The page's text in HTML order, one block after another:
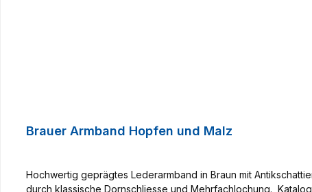
Brauer Armband Hopfen und Malz
Hochwertig geprägtes Lederarmband in Braun mit
durch klassische Dornschliesse und Mehrfachlochung.